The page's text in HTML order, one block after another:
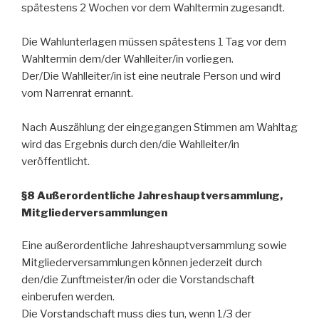
spätestens 2 Wochen vor dem Wahltermin zugesandt.
Die Wahlunterlagen müssen spätestens 1 Tag vor dem
Wahltermin dem/der Wahlleiter/in vorliegen.
Der/Die Wahlleiter/in ist eine neutrale Person und wird
vom Narrenrat ernannt.
Nach Auszählung der eingegangen Stimmen am Wahltag
wird das Ergebnis durch den/die Wahlleiter/in
veröffentlicht.
§8 Außerordentliche Jahreshauptversammlung,
Mitgliederversammlungen
Eine außerordentliche Jahreshauptversammlung sowie
Mitgliederversammlungen können jederzeit durch
den/die Zunftmeister/in oder die Vorstandschaft
einberufen werden.
Die Vorstandschaft muss dies tun, wenn 1/3 der